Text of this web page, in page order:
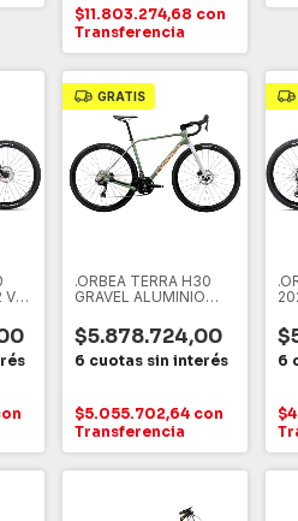
$11.803.274,68 con
Transferencia
GRATIS
.ORBEA TERRA H30
GRAVEL ALUMINIO
VERDE - LILA, L
$5.878.724,00
$5.055.702,64 con
Transferencia